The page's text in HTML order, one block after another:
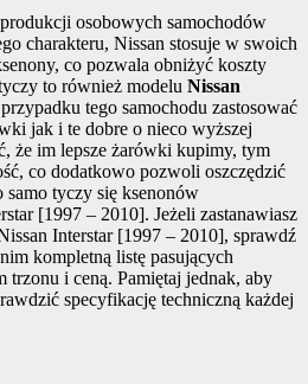
osobowych samochodów
charakteru, Nissan stosuje w swoich
co pozwala obniżyć koszty
to również modelu Nissan
tego samochodu zastosować
jak i te dobre o nieco wyższej
że im lepsze żarówki kupimy, tym
co dodatkowo pozwoli oszczędzić
tyczy się ksenonów
[1997 – 2010]. Jeżeli zastanawiasz
Interstar [1997 – 2010], sprawdź
kompletną listę pasujących
trzonu i ceną. Pamiętaj jednak, aby
specyfikację techniczną każdej